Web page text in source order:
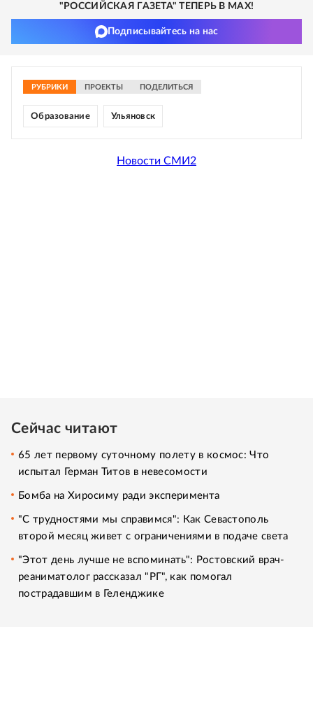
"РОССИЙСКАЯ ГАЗЕТА" ТЕПЕРЬ В MAX!
Подписывайтесь на нас
РУБРИКИ ПРОЕКТЫ ПОДЕЛИТЬСЯ
Образование Ульяновск
Новости СМИ2
Сейчас читают
65 лет первому суточному полету в космос: Что
испытал Герман Титов в невесомости
Бомба на Хиросиму ради эксперимента
"С трудностями мы справимся": Как Севастополь
второй месяц живет с ограничениями в подаче света
"Этот день лучше не вспоминать": Ростовский врач-
реаниматолог рассказал "РГ", как помогал
пострадавшим в Геленджике